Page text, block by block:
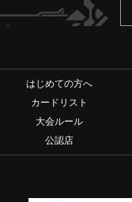
はじめての方へ
カードリスト
大会ルール
公認店